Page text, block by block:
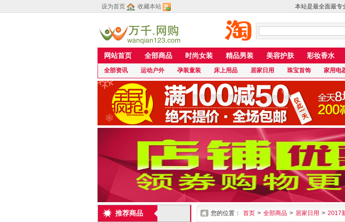
设为首页 收藏本站 本站是最全面最专
网站首页 全部商品 时尚女装 精品男装 美容护肤 彩妆香水
全部资讯 运动户外 孕装童装 床上用品 居家日用 珠宝首饰 家用电
推荐商品 您的位置： 首页 > 全部商品 > 居家日用 > 2017